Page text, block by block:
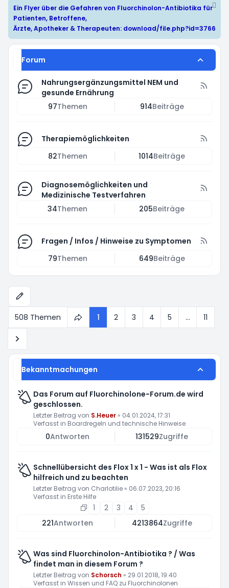
Ein Flyer über die Gefahren von Fluorchinolon-Antibiotika für
Patienten, Betroffene,
Ärzte, Apotheker & Therapeuten: download/file.php?id=3766
Forum
Nahrungsergänzungsmittel NEM und
gesunde Ernährung
97Themen 914Beiträge
Therapiemöglichkeiten
82Themen 1014Beiträge
Diagnosemöglichkeiten und
Medizinische Testverfahren
34Themen 205Beiträge
Fragen / Infos / Hinweise zu Symptomen
79Themen 649Beiträge
508 Themen Seite von 11
1 2 3 4 5 …
11
Bekanntmachungen
Das Forum auf Fluorchinolone-Forum.de wird
geschlossen.
Letzter Beitrag von S.Heuer » 04.01.2024, 17:31
Verfasst in Boardregeln und technische Hinweise
0Antworten 131529Zugriffe
Schnellübersicht des Flox 1 x 1 - Was ist als Flox
hilfreich und zu beachten
Letzter Beitrag von Charlotilie » 06.07.2023, 20:16
Verfasst in Erste Hilfe
1 2 3 4
5
221Antworten 4213864Zugriffe
Was sind Fluorchinolon-Antibiotika ? / Was
findet man in diesem Forum ?
Letzter Beitrag von Schorsch » 29.01.2018, 19:40
Verfasst in Wissen und FAQ zu Fluorchinolonen